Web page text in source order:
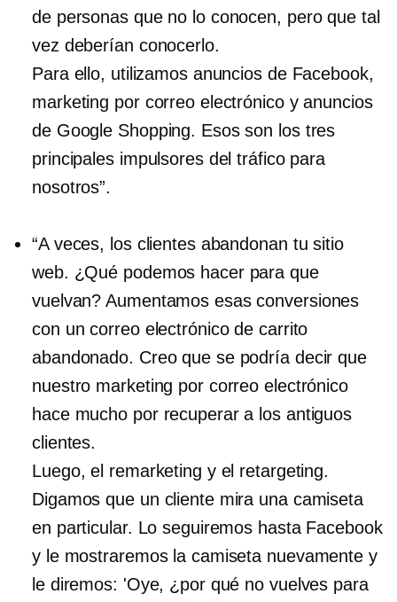
de personas que no lo conocen, pero que tal
vez deberían conocerlo.
Para ello, utilizamos anuncios de Facebook,
marketing por correo electrónico y anuncios
de Google Shopping. Esos son los tres
principales impulsores del tráfico para
nosotros”.
“A veces, los clientes abandonan tu sitio
web. ¿Qué podemos hacer para que
vuelvan? Aumentamos esas conversiones
con un correo electrónico de carrito
abandonado. Creo que se podría decir que
nuestro marketing por correo electrónico
hace mucho por recuperar a los antiguos
clientes.
Luego, el remarketing y el retargeting.
Digamos que un cliente mira una camiseta
en particular. Lo seguiremos hasta Facebook
y le mostraremos la camiseta nuevamente y
le diremos: 'Oye, ¿por qué no vuelves para